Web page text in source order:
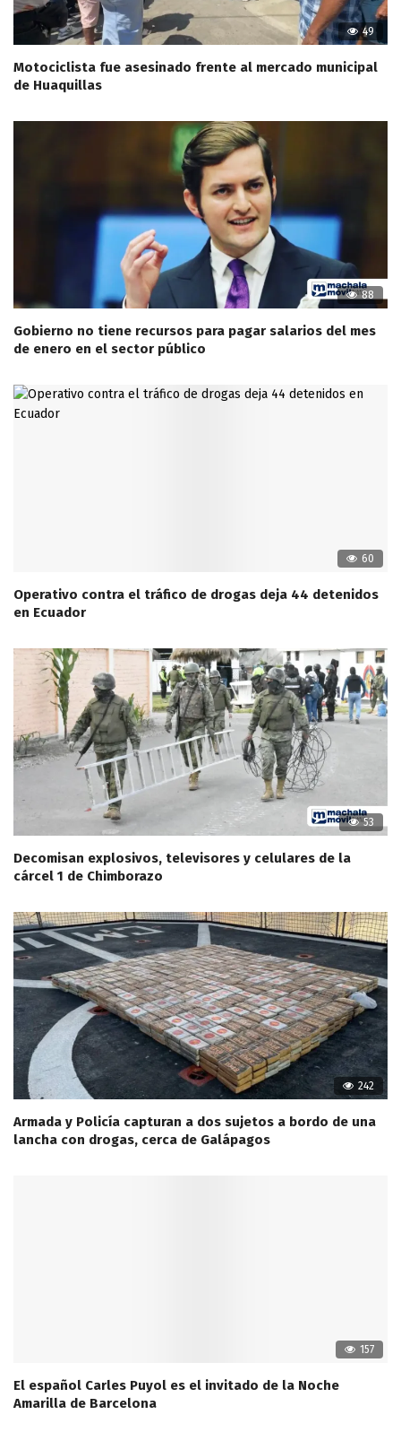
49
Motociclista fue asesinado frente al mercado municipal
de Huaquillas
88
Gobierno no tiene recursos para pagar salarios del mes
de enero en el sector público
60
Operativo contra el tráfico de drogas deja 44 detenidos
en Ecuador
53
Decomisan explosivos, televisores y celulares de la
cárcel 1 de Chimborazo
242
Armada y Policía capturan a dos sujetos a bordo de una
lancha con drogas, cerca de Galápagos
157
El español Carles Puyol es el invitado de la Noche
Amarilla de Barcelona